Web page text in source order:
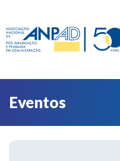
Eventos